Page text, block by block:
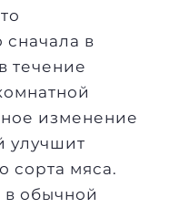
в
течение
изменение
улучшит
сорта мяса.
в обычной